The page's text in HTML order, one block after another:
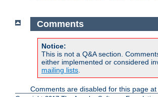
Comments
Notice:
This is not a Q&A section.
either implemented or considered
mailing lists
Comments are disabled for this page at